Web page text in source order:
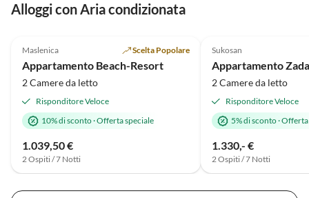
Alloggi con Aria condizionata
Vacanza al mare
Maslenica Scelta Popolare
Appartamento Beach-Resort
2 Camere da letto
Risponditore Veloce
10% di sconto·Offerta speciale
1.039,50 €
2 Ospiti / 7 Notti
Sukosan
Appartamento
2 Camere da letto
Risponditore Veloce
5% di sconto·Offerta
1.330,- €
2 Ospiti / 7 Notti